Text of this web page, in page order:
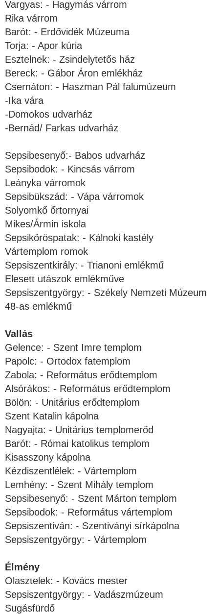
Vargyas: - Hagymás várrom
Rika várrom
Barót: - Erdővidék Múzeuma
Torja: - Apor kúria
Esztelnek: - Zsindelytetős ház
Bereck: - Gábor Áron emlékház
Csernáton: - Haszman Pál falumúzeum
-Ika vára
-Domokos udvarház
-Bernád/ Farkas udvarház
Sepsibesenyő:- Babos udvarház
Sepsibodok: - Kincsás várrom
Leányka várromok
Sepsibükszád: - Vápa várromok
Solyomkő őrtornyai
Mikes/Ármin iskola
Sepsikőröspatak: - Kálnoki kastély
Vártemplom romok
Sepsiszentkirály: - Trianoni emlékmű
Elesett utászok emlékműve
Sepsiszentgyörgy: - Székely Nemzeti Múzeum
48-as emlékmű
Vallás
Gelence: - Szent Imre templom
Papolc: - Ortodox fatemplom
Zabola: - Református erődtemplom
Alsórákos: - Református erődtemplom
Bölön: - Unitárius erődtemplom
Szent Katalin kápolna
Nagyajta: - Unitárius templomerőd
Barót: - Római katolikus templom
Kisasszony kápolna
Kézdiszentlélek: - Vártemplom
Lemhény: - Szent Mihály templom
Sepsibesenyő: - Szent Márton templom
Sepsibodok: - Református vártemplom
Sepsiszentiván: - Szentiványi sírkápolna
Sepsiszentgyörgy: - Vártemplom
Élmény
Olasztelek: - Kovács mester
Sepsiszentgyörgy: - Vadászmúzeum
Sugásfürdő